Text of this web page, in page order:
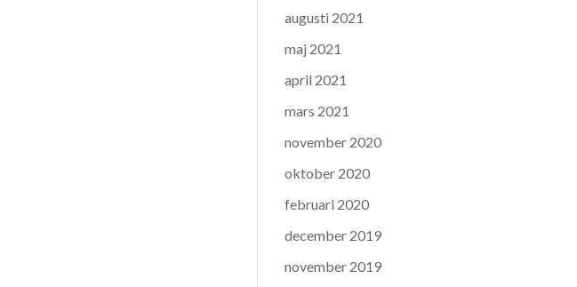
augusti 2021
maj 2021
april 2021
mars 2021
november 2020
oktober 2020
februari 2020
december 2019
november 2019